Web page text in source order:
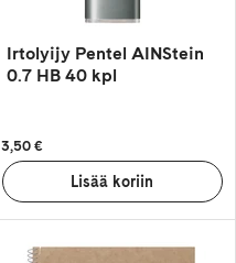
Irtolyijy Pentel AINStein
0.7 HB 40 kpl
3,50 €